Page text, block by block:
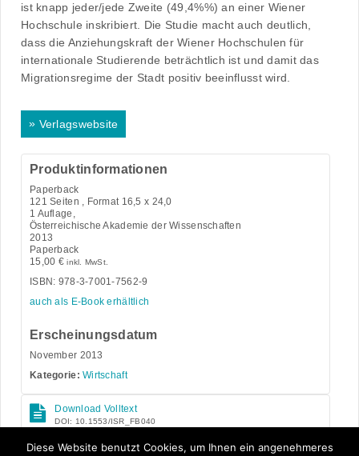
ist knapp jeder/jede Zweite (49,4%%) an einer Wiener
Hochschule inskribiert. Die Studie macht auch deutlich,
dass die Anziehungskraft der Wiener Hochschulen für
internationale Studierende beträchtlich ist und damit das
Migrationsregime der Stadt positiv beeinflusst wird.
» Verlagswebsite
Produktinformationen
Paperback
121 Seiten , Format 16,5 x 24,0
1 Auflage,
Österreichische Akademie der Wissenschaften
2013
Paperback
15,00 € inkl. MwSt.
ISBN: 978-3-7001-7562-9
auch als E-Book erhältlich
Erscheinungsdatum
November 2013
Kategorie: Wirtschaft
Download Volltext
DOI: 10.1553/ISR_FB040
Diese Website benutzt Cookies, um Ihnen ein angenehmeres